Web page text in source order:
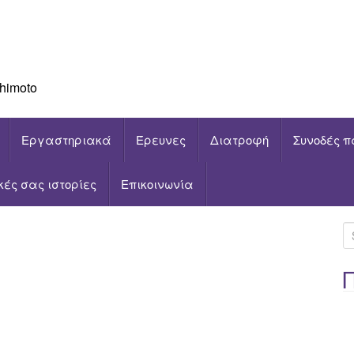
Εργαστηριακά Έρευνες Διατροφή Συνοδές
σας ιστορίες Επικοινωνία
e
a
r